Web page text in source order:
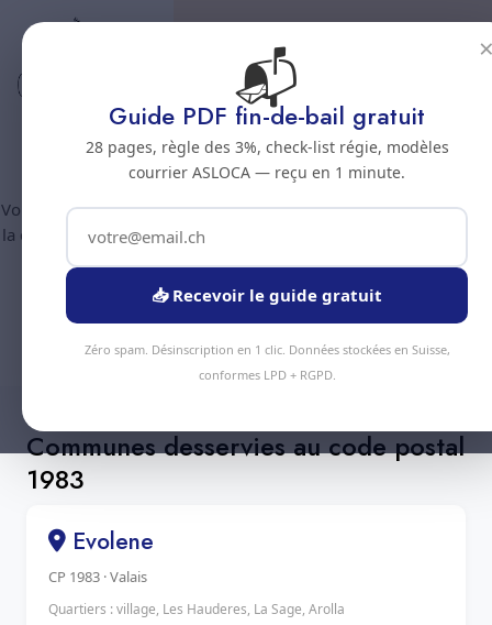
Code postal 1983
Nettoyage professionnel -
Code postal 1983
Vous êtes au code postal1983? Chez Nous Clean intervient dans
la commune de :Evolene(canton Valais). Plus de 90 prestations
disponibles, devis gratuit sous 24h.
Devis Instantané +41 78 319 32 82
Communes desservies au code postal
1983
Evolene
CP 1983 · Valais
Quartiers : village, Les Hauderes, La Sage, Arolla
📬
Guide PDF fin-de-bail gratuit
28 pages, règle des 3%, check-list régie, modèles
courrier ASLOCA — reçu en 1 minute.
📥 Recevoir le guide gratuit
Zéro spam. Désinscription en 1 clic. Données stockées en Suisse,
conformes LPD + RGPD.